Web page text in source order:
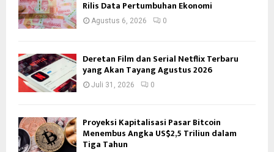
Rilis Data Pertumbuhan Ekonomi
Agustus 6, 2026 0
Deretan Film dan Serial Netflix Terbaru
yang Akan Tayang Agustus 2026
Juli 31, 2026 0
Proyeksi Kapitalisasi Pasar Bitcoin
Menembus Angka US$2,5 Triliun dalam
Tiga Tahun